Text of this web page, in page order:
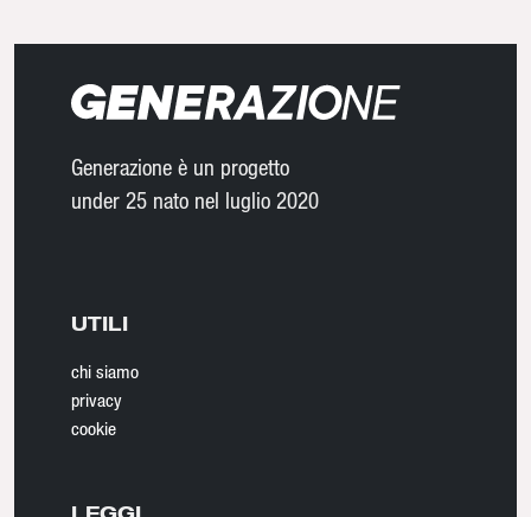
Generazione è un progetto
under 25 nato nel luglio 2020
UTILI
chi siamo
privacy
cookie